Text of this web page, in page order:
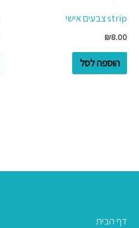
strip צבעים אישי
₪8.00
הוספה לסל
דף הבית